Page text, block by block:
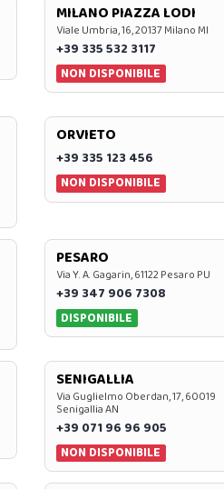
MILANO PIAZZA LODI
Viale Umbria, 16, 20137 Milano MI
+39 335 532 3117
NON DISPONIBILE
ORVIETO
+39 335 123 456
NON DISPONIBILE
PESARO
Via Y. A. Gagarin, 61122 Pesaro PU
+39 347 906 7308
DISPONIBILE
SENIGALLIA
Via Guglielmo Oberdan, 17, 60019
Senigallia AN
+39 071 96 96 905
NON DISPONIBILE